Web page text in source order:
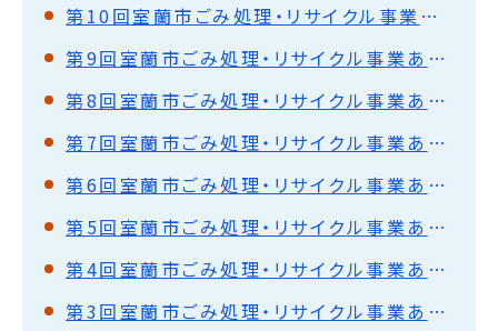
第10回室蘭市ごみ処理・リサイクル事業あり方検討委員会
第9回室蘭市ごみ処理・リサイクル事業あり方検討委員会
第8回室蘭市ごみ処理・リサイクル事業あり方検討委員会
第7回室蘭市ごみ処理・リサイクル事業あり方検討委員会
第6回室蘭市ごみ処理・リサイクル事業あり方検討委員会
第5回室蘭市ごみ処理・リサイクル事業あり方検討委員会
第4回室蘭市ごみ処理・リサイクル事業あり方検討委員会
第3回室蘭市ごみ処理・リサイクル事業あり方検討委員会